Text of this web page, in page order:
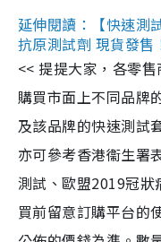
延伸閱讀：【快速測
抗原測試劑 現貨發
<< 提提大家，各零
購買市面上不同品牌
及該品牌的快速測試
亦可參考香港衞生署
測試、歐盟2019冠狀
買前留意訂購平台的